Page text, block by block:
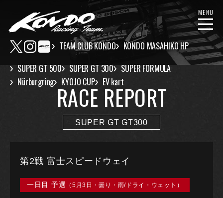
TEAM CLUB KONDO KONDO MASAHIKO HP
MENU
SUPER GT 500 SUPER GT 300
SUPER FORMULA
Nürburgring
KYOJO CUP EV kart
RACE REPORT
SUPER GT GT300
第2戦 富士スピードウェイ
一日目 予選 （5月3日・曇り・雨/ドライ・ウェット）